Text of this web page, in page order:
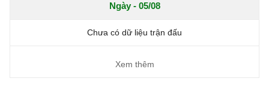
Ngày - 05/08
Chưa có dữ liệu trận đấu
Xem thêm